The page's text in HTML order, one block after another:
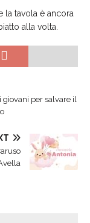
la tavola è ancora
alla volta.
giovani per salvare il